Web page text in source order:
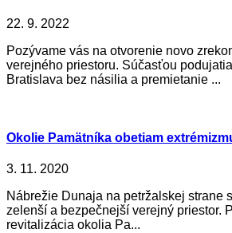
22. 9. 2022
Pozývame vás na otvorenie novo
verejného priestoru. Súčasťou
Bratislava bez násilia a premietanie ...
Okolie Pamätníka obetiam
3. 11. 2020
Nábrežie Dunaja na petržalskej strane
zelenší a bezpečnejší verejný priestor.
revitalizácia okolia Pa...